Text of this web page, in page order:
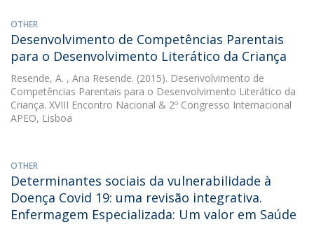
OTHER
Desenvolvimento de Competências Parentais
para o Desenvolvimento Literático da Criança
Resende, A. , Ana Resende. (2015). Desenvolvimento de
Competências Parentais para o Desenvolvimento Literático da
Criança. XVIII Encontro Nacional & 2º Congresso Internacional
APEO, Lisboa
OTHER
Determinantes sociais da vulnerabilidade à
Doença Covid 19: uma revisão integrativa.
Enfermagem Especializada: Um valor em Saúde